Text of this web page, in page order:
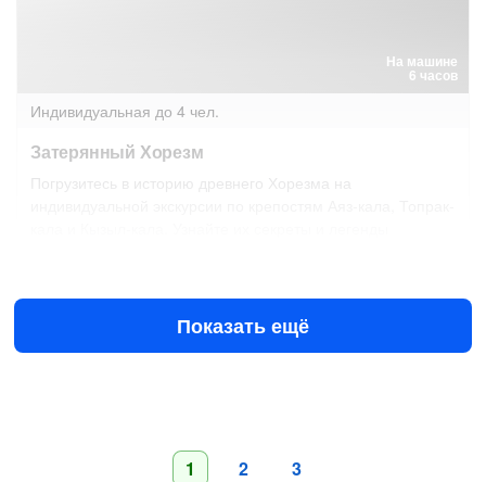
На машине
6 часов
Индивидуальная до 4 чел.
Затерянный Хорезм
Погрузитесь в историю древнего Хорезма на
$149за всё до 4 чел.
Показать ещё
1 2 3